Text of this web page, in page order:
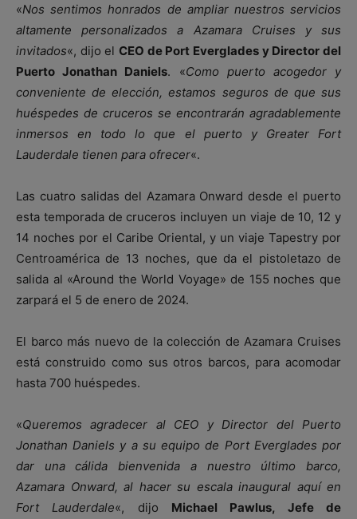
«Nos sentimos honrados de ampliar nuestros servicios
altamente personalizados a Azamara Cruises y sus
invitados«, dijo el CEO de Port Everglades y Director del
Puerto Jonathan Daniels. «Como puerto acogedor y
conveniente de elección, estamos seguros de que sus
huéspedes de cruceros se encontrarán agradablemente
inmersos en todo lo que el puerto y Greater Fort
Lauderdale tienen para ofrecer«.
Las cuatro salidas del Azamara Onward desde el puerto
esta temporada de cruceros incluyen un viaje de 10, 12 y
14 noches por el Caribe Oriental, y un viaje Tapestry por
Centroamérica de 13 noches, que da el pistoletazo de
salida al «Around the World Voyage» de 155 noches que
zarpará el 5 de enero de 2024.
El barco más nuevo de la colección de Azamara Cruises
está construido como sus otros barcos, para acomodar
hasta 700 huéspedes.
«Queremos agradecer al CEO y Director del Puerto
Jonathan Daniels y a su equipo de Port Everglades por
dar una cálida bienvenida a nuestro último barco,
Azamara Onward, al hacer su escala inaugural aquí en
Fort Lauderdale«, dijo Michael Pawlus, Jefe de